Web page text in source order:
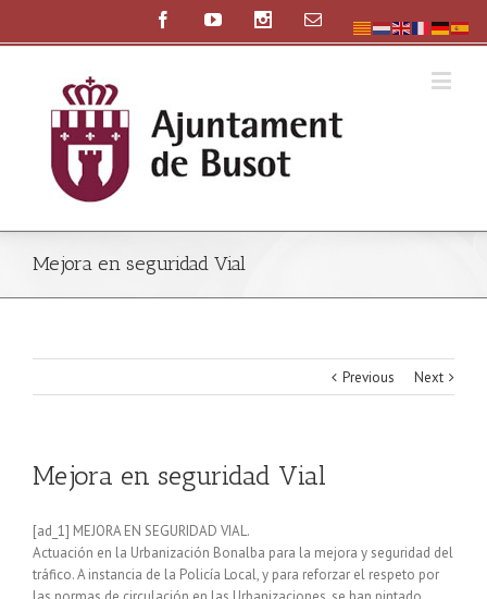
Mejora en seguridad Vial
Previous Next
Mejora en seguridad Vial
[ad_1] MEJORA EN SEGURIDAD VIAL.
Actuación en la Urbanización Bonalba para la mejora y seguridad del
tráfico. A instancia de la Policía Local, y para reforzar el respeto por